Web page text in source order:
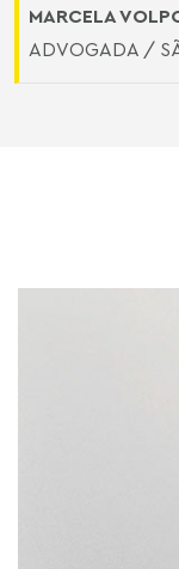
MARCELA
ADVOGADA /